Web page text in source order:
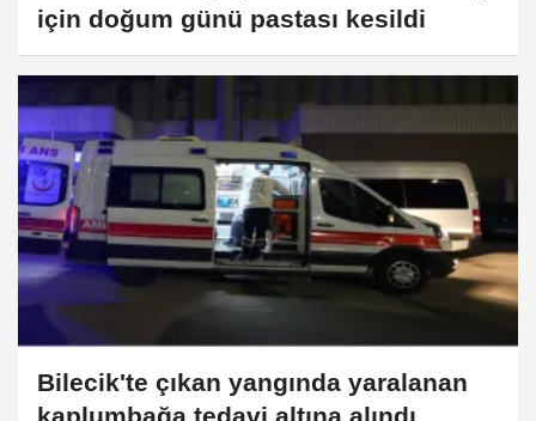
için doğum günü pastası kesildi
Bilecik'te çıkan yangında yaralanan
kaplumbağa tedavi altına alındı